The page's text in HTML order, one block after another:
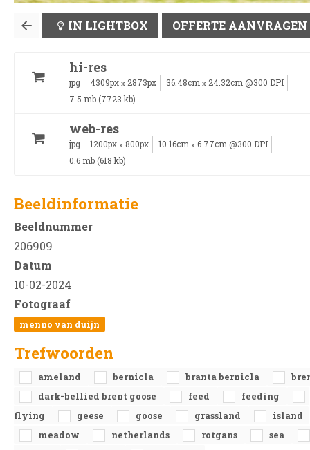
IN LIGHTBOX OFFERTE AANVRAGEN
hi-res
jpg 4309px x 2873px 36.48cm x 24.32cm @300 DPI
7.5 mb (7723 kb)
web-res
jpg 1200px x 800px 10.16cm x 6.77cm @300 DPI
0.6 mb (618 kb)
Beeldinformatie
Beeldnummer
206909
Datum
10-02-2024
Fotograaf
menno van duijn
Trefwoorden
ameland bernicla branta bernicla
dark-bellied brent goose
feed
feeding
flying
geese goose grassland
island
meadow
netherlands rotgans
sea